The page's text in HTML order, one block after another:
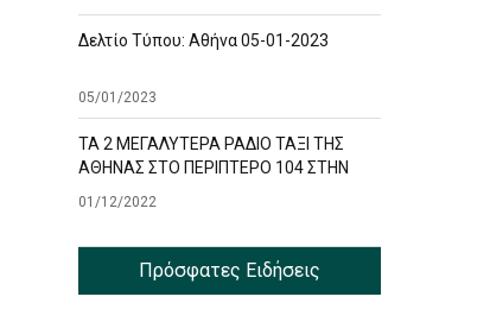
Δελτίο Τύπου: Αθήνα 05-01-2023
05/01/2023
ΤΑ 2 ΜΕΓΑΛΥΤΕΡΑ ΡΑΔΙΟ ΤΑΞΙ ΤΗΣ
ΑΘΗΝΑΣ ΣΤΟ ΠΕΡΙΠΤΕΡΟ 104 ΣΤΗΝ
01/12/2022
Πρόσφατες Ειδήσεις